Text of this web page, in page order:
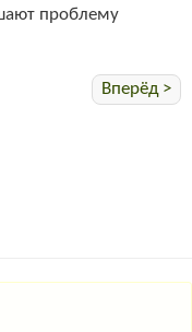
проблему
Вперёд >